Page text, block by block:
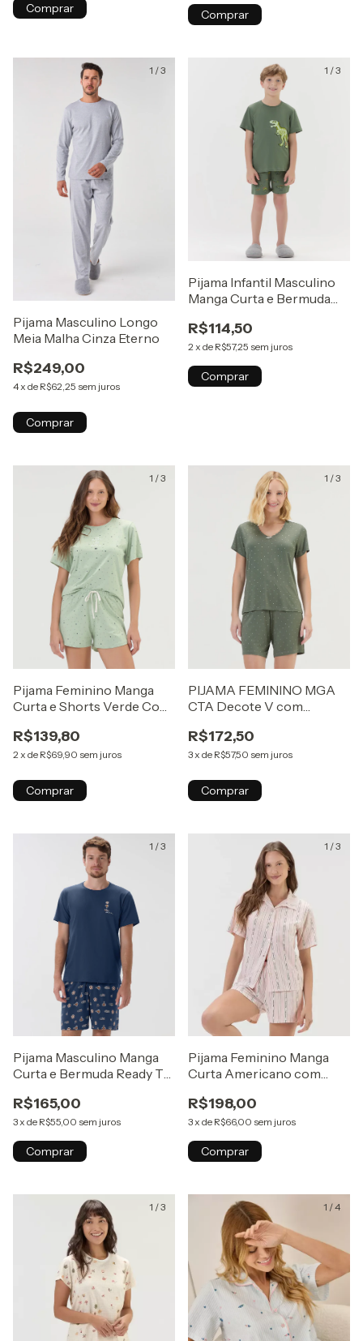
Comprar Comprar
1 /3
Pijama Masculino Longo
Meia Malha Cinza Eterno
R$249,00
4x de R$62,25 sem juros
Comprar
1 /3
Pijama Infantil Masculino
Manga Curta e Bermuda
R$114,50
2 x de R$57,25 sem juros
Comprar
1 /3
Pijama Feminino Manga
Curta e Shorts Verde Com
R$139,80
2 x de R$69,90 sem juros
Comprar
1 /3
PIJAMA FEMININO MGA
CTA Decote V com
R$172,50
3 x de R$57,50 sem juros
Comprar
1 /3
Pijama Masculino Manga
Curta e Bermuda Ready To
R$165,00
3x de R$55,00 sem juros
Comprar
1 /3
Pijama Feminino Manga
Curta Americano com
Rosa Happy Morning
R$198,00
3 x de R$66,00 sem juros
Comprar
1 /3 1 /4